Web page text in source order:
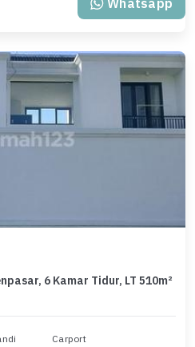
Whatsapp
6 Kamar Tidur, LT 510m²
Carport